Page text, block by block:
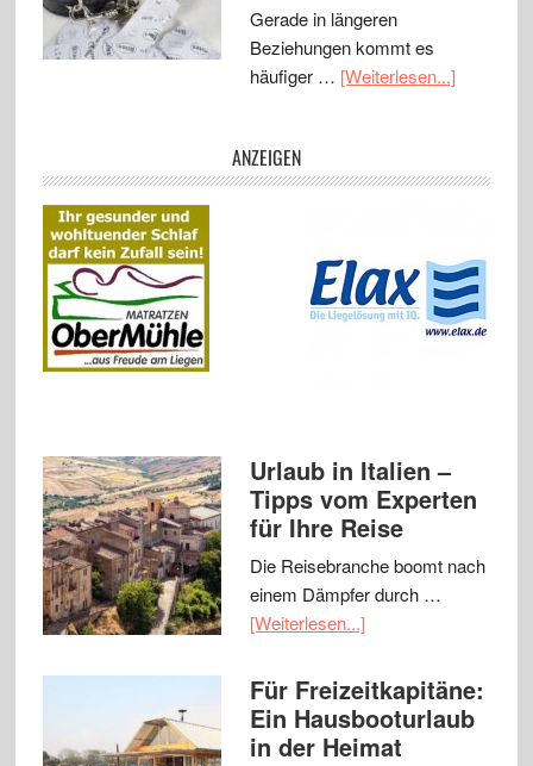
Gerade in längeren
Beziehungen kommt es
häufiger … [Weiterlesen...]
ANZEIGEN
Urlaub in Italien –
Tipps vom Experten
für Ihre Reise
Die Reisebranche boomt nach
einem Dämpfer durch …
[Weiterlesen...]
Für Freizeitkapitäne:
Ein Hausbooturlaub
in der Heimat